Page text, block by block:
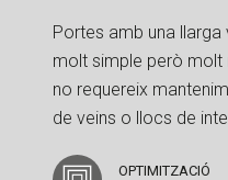
Portes amb una
molt simple però
no requereix
de veins o llocs de
OPTIMITZACIÓ